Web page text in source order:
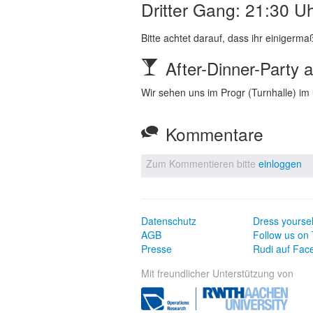
Dritter Gang: 21:30
Bitte achtet darauf, dass ihr
After-Dinner-Party
Wir sehen uns im Progr (Turnhalle)
Kommentare
Zum Kommentieren bitte einloggen
Datenschutz
AGB
Presse
Dress
Follow us on
Rudi auf
Mit freundlicher Unterstützung von